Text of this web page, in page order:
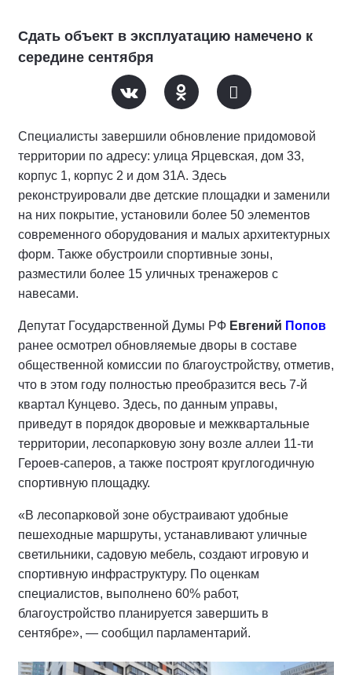
Сдать объект в эксплуатацию намечено к
середине сентября
Специалисты завершили обновление придомовой
территории по адресу: улица Ярцевская, дом 33,
корпус 1, корпус 2 и дом 31А. Здесь
реконструировали две детские площадки и заменили
на них покрытие, установили более 50 элементов
современного оборудования и малых архитектурных
форм. Также обустроили спортивные зоны,
разместили более 15 уличных тренажеров с
навесами.
Депутат Государственной Думы РФ Евгений Попов
ранее осмотрел обновляемые дворы в составе
общественной комиссии по благоустройству, отметив,
что в этом году полностью преобразится весь 7-й
квартал Кунцево. Здесь, по данным управы,
приведут в порядок дворовые и межквартальные
территории, лесопарковую зону возле аллеи 11-ти
Героев-саперов, а также построят круглогодичную
спортивную площадку.
«В лесопарковой зоне обустраивают удобные
пешеходные маршруты, устанавливают уличные
светильники, садовую мебель, создают игровую и
спортивную инфраструктуру. По оценкам
специалистов, выполнено 60% работ,
благоустройство планируется завершить в
сентябре», — сообщил парламентарий.